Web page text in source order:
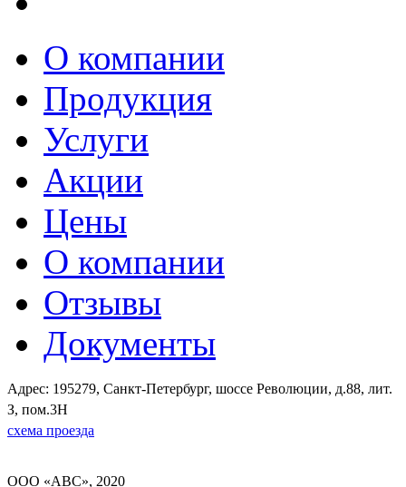
О компании
Продукция
Услуги
Акции
Цены
О компании
Отзывы
Документы
Адрес: 195279, Санкт-Петербург, шоссе Революции, д.88, лит.
З, пом.3Н
схема проезда
OOO «ABC», 2020